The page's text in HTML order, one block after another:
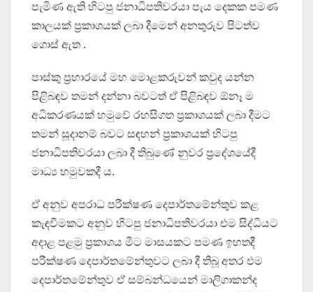
පැමිණ ඇති හිටපු ජනාධිපතිවරයා පැය දෙකක පමණ
කාලයක් ප්‍රකාශයක් ලබා දීමෙන් අනතුරුව පිටත්ව
ගොස් ඇත .
පාස්කු ප්‍රහාරයේ මහ මොළකරුවන් කවුද යන්න
පිළිබඳව තමන් දන්නා බවටත් ඒ පිළිබඳව ඕනෑ ම
අධිකරණයක් හමුවේ රහසිගත ප්‍රකාශයක් ලබා දීමට
තමන් සූදානම් බවට සඳහන් ප්‍රකාශයක් හිටපු
ජනාධිපතිවරයා ලබා දී තිබුණේ නුවර ප්‍රදේශයේදී
මාධ්‍ය හමුවකදී ය.
ඒ අනුව අපරාධ පරීක්ෂණ දෙපාර්තමේන්තුව කළ
කැඳවීමකට අනුව හිටපු ජනාධිපතිවරයා එම සිද්ධියට
අදාළ පළමු ප්‍රකාශය මීට මාසයකට පමණ ඉහතදී
පරීක්ෂණ දෙපාර්තමේන්තුවට ලබා දී තිබූ අතර එම
දෙපාර්තමේන්තුව ඒ සම්බන්ධයෙන් මාලිගාකන්ද